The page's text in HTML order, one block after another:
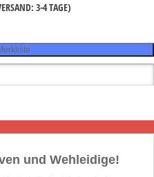
3-4 TAGE)
und Wehleidige!